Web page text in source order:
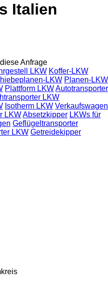
Italien
Anfrage
LKW Koffer-LKW
LKW Planen-LKW
Plattform LKWAutotransporter
LKW
Isotherm LKW Verkaufswagen
LKWAbsetzkipper LKWs für
Geflügeltransporter
LKW Getreidekipper